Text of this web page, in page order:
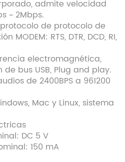
admite velocidad
~ 2Mbps.
de protocolo de
MODEM: RTS, DTR, DCD, RI,
electromagnética,
bus USB, Plug and play.
de 2400BPS a 961200
Mac y Linux, sistema
DC 5 V
150 mA